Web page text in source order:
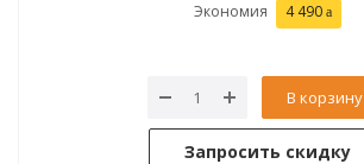
Экономия 4 490
В корзину
Запросить скидку